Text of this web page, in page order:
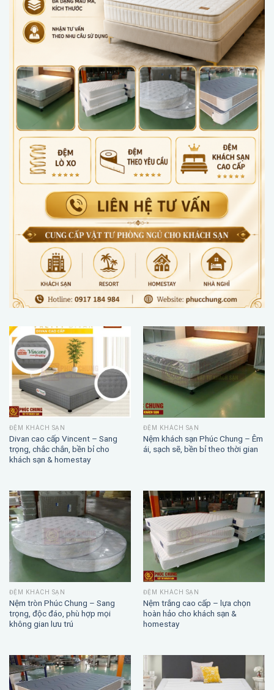
ĐỆM KHÁCH SẠN
Divan cao cấp Vincent – Sang
trọng, chắc chắn, bền bỉ cho
khách sạn & homestay
ĐỆM KHÁCH SẠN
Nệm khách sạn Phúc Chung – Êm
ái, sạch sẽ, bền bỉ theo thời gian
ĐỆM KHÁCH SẠN
Nệm tròn Phúc Chung – Sang
trọng, độc đáo, phù hợp mọi
không gian lưu trú
ĐỆM KHÁCH SẠN
Nệm trắng cao cấp – lựa chọn
hoàn hảo cho khách sạn &
homestay